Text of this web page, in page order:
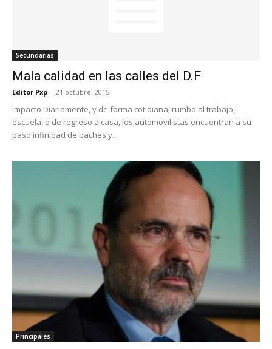
Secundarias
Mala calidad en las calles del D.F
Editor Pxp - 21 octubre, 2015
Impacto Diariamente, y de forma cotidiana, rumbo al trabajo,
escuela, o de regreso a casa, los automovilistas encuentran a su
paso infinidad de baches y...
Principales